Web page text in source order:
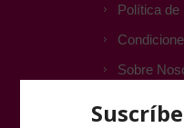
Política de
Sobre